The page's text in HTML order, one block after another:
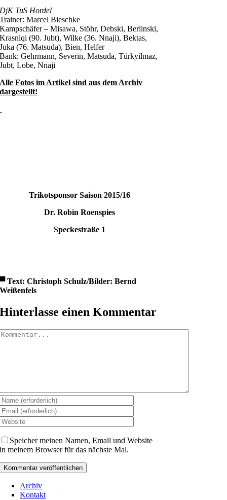
DjK TuS Hordel
Trainer: Marcel Bieschke
Kampschäfer – Misawa, Stöhr, Debski, Berlinski,
Krasniqi (90. Jubt), Wilke (36. Nnaji), Bektas,
Juka (76. Matsuda), Bien, Helfer
Bank: Gehrmann, Severin, Matsuda, Türkyilmaz,
Jubt, Lobe, Nnaji
Alle Fotos im Artikel sind aus dem Archiv
dargestellt!
Trikotsponsor Saison 2015/16
Dr. Robin Roenspies
Speckestraße 1
▀Text: Christoph Schulz/Bilder: Bernd
Weißenfels
Hinterlasse einen Kommentar
Speicher meinen Namen, Email und Website
in meinem Browser für das nächste Mal.
Archiv
Kontakt